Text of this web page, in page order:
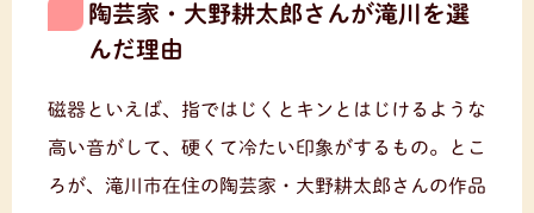
陶芸家・大野耕太郎さんが滝川を選
んだ理由
磁器といえば、指ではじくとキンとはじけるような
高い音がして、硬くて冷たい印象がするもの。とこ
ろが、滝川市在住の陶芸家・大野耕太郎さんの作品